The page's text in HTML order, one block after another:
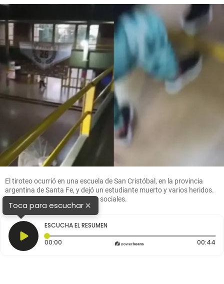
El tiroteo ocurrió en una escuela de San Cristóbal, en la provincia
argentina de Santa Fe, y dejó un estudiante muerto y varios heridos.
FOTO: Captura de video, redes sociales.
Toca para escuchar×
ESCUCHA EL RESUMEN
00:00 Tiempo transcurrido: 0 segundos 00:44